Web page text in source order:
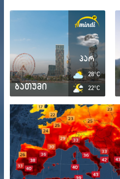
ბათუმი
პარ
28°C
22°C